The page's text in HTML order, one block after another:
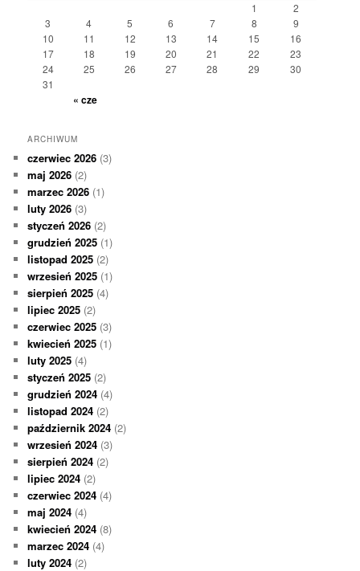
1
2
3
4 5 6 7 8
9
10
11 12 13 14 15
16
17
18 19 20 21 22
23
24
25 26 27 28 29
30
31
« cze
ARCHIWUM
czerwiec 2026 (3)
maj 2026 (2)
marzec 2026 (1)
luty 2026 (3)
styczeń 2026 (2)
grudzień 2025 (1)
listopad 2025 (2)
wrzesień 2025 (1)
sierpień 2025 (4)
lipiec 2025 (2)
czerwiec 2025 (3)
kwiecień 2025 (1)
luty 2025 (4)
styczeń 2025 (2)
grudzień 2024 (4)
listopad 2024 (2)
październik 2024 (2)
wrzesień 2024 (3)
sierpień 2024 (2)
lipiec 2024 (2)
czerwiec 2024 (4)
maj 2024 (4)
kwiecień 2024 (8)
marzec 2024 (4)
luty 2024 (2)